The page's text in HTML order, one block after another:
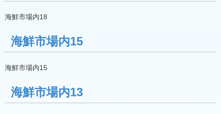
海鮮市場内18
海鮮市場内15
海鮮市場内15
海鮮市場内13